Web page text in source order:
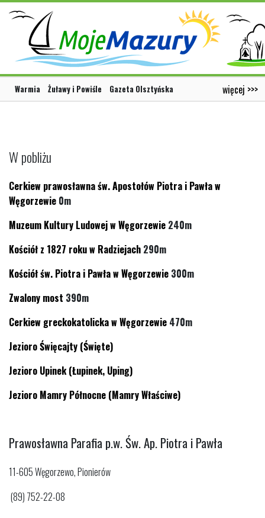
Warmia Żuławy i Powiśle Gazeta Olsztyńska więcej >>>
W pobliżu
Cerkiew prawosławna św. Apostołów Piotra i Pawła w
Węgorzewie 0m
Muzeum Kultury Ludowej w Węgorzewie 240m
Kościół z 1827 roku w Radziejach 290m
Kościół św. Piotra i Pawła w Węgorzewie 300m
Zwalony most 390m
Cerkiew greckokatolicka w Węgorzewie 470m
Jezioro Święcajty (Święte)
Jezioro Upinek (Łupinek, Uping)
Jezioro Mamry Północne (Mamry Właściwe)
Prawosławna Parafia p.w. Św. Ap. Piotra i Pawła
11-605 Węgorzewo, Pionierów
(89) 752-22-08